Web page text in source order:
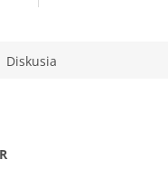
Diskusia